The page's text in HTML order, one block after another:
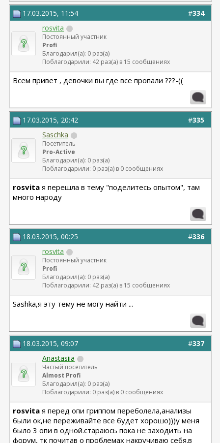
#334
17.03.2015, 11:54
rosvita
Постоянный участник
Profi
Благодарил(а): 0 раз(а)
Поблагодарили: 42 раз(а) в 15 сообщениях
Всем привет , девочки вы где все пропали ???-((
#335
17.03.2015, 20:42
Saschka
Посетитель
Pro-Active
Благодарил(а): 0 раз(а)
Поблагодарили: 0 раз(а) в 0 сообщениях
rosvita я перешла в тему "поделитесь опытом", там
много народу
#336
18.03.2015, 00:25
rosvita
Постоянный участник
Profi
Благодарил(а): 0 раз(а)
Поблагодарили: 42 раз(а) в 15 сообщениях
Sashka,я эту тему не могу найти ...
#337
18.03.2015, 09:07
Anastasiia
Частый посетитель
Almost Profi
Благодарил(а): 0 раз(а)
Поблагодарили: 0 раз(а) в 0 сообщениях
rosvita я перед опи гриппом переболела,анализы
были ок,не переживайте все будет хорошо)))у меня
было 3 опи в одной.стараюсь пока не заходить на
форум, тк почитав о проблемах накручиваю себя.в